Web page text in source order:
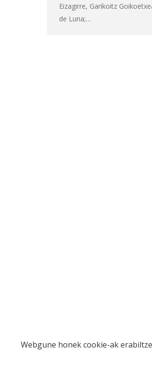
Eizagirre, Garikoitz
de Luna;…
Webgune honek cookie-ak